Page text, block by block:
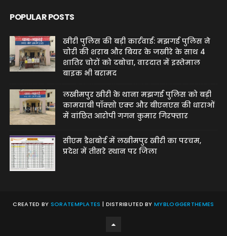
POPULAR POSTS
खीरी पुलिस की बड़ी कार्रवाई: मझगई पुलिस ने
चोरी की शराब और बियर के जखीरे के साथ 4
शातिर चोरों को दबोचा, वारदात में इस्तेमाल
बाइक भी बरामद
लखीमपुर खीरी के थाना मझगई पुलिस को बड़ी
कामयाबी पॉक्सो एक्ट और बीएनएस की धाराओं
में वांछित आरोपी गगन कुमार गिरफ्तार
सीएम डैशबोर्ड में लखीमपुर खीरी का परचम,
प्रदेश में तीसरे स्थान पर जिला
CREATED BY SORATEMPLATES | DISTRIBUTED BYMYBLOGGERTHEMES